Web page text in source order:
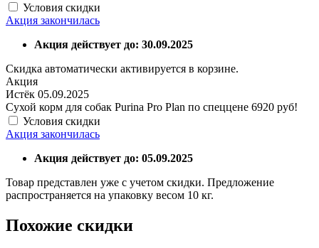
Условия скидки
Акция закончилась
Акция действует до: 30.09.2025
Скидка автоматически активируется в корзине.
Акция
Истёк 05.09.2025
Сухой корм для собак Purina Pro Plan по спеццене 6920 руб!
Условия скидки
Акция закончилась
Акция действует до: 05.09.2025
Товар представлен уже с учетом скидки. Предложение
распространяется на упаковку весом 10 кг.
Похожие скидки